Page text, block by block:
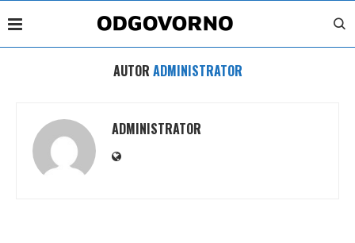
AUTOR ADMINISTRATOR
ADMINISTRATOR